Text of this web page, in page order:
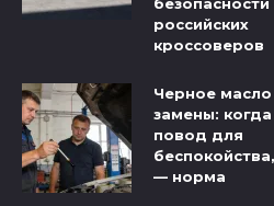
российских
кроссоверов
Черное масло
замены: когда
повод для
— норма